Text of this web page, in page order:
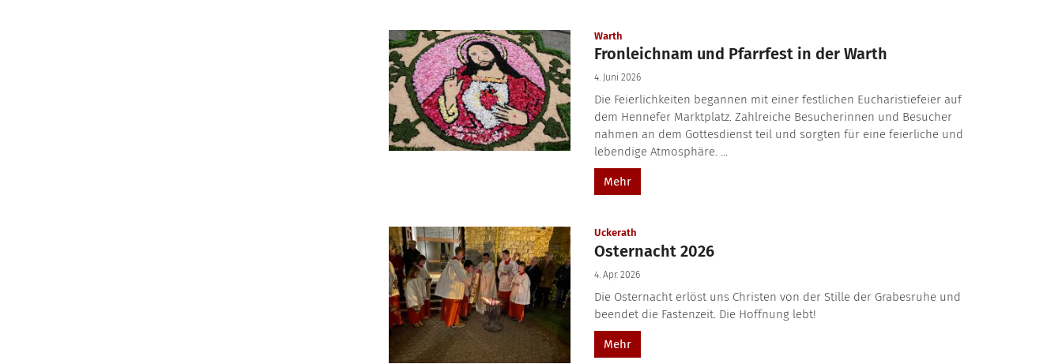
Warth
Fronleichnam und Pfarrfest in der Warth
4. Juni 2026
Die Feierlichkeiten begannen mit einer festlichen Eucharistiefeier auf
dem Hennefer Marktplatz. Zahlreiche Besucherinnen und Besucher
nahmen an dem Gottesdienst teil und sorgten für eine feierliche und
lebendige Atmosphäre. ...
Mehr
Uckerath
Osternacht 2026
4. Apr. 2026
Die Osternacht erlöst uns Christen von der Stille der Grabesruhe und
beendet die Fastenzeit. Die Hoffnung lebt!
Mehr